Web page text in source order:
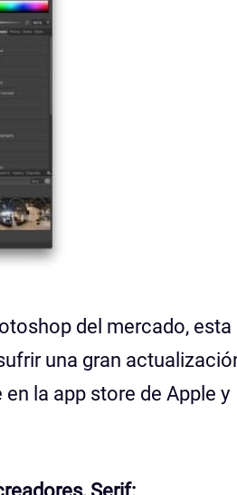
del mercado, esta
una gran
la app store de Apple y
Serif: